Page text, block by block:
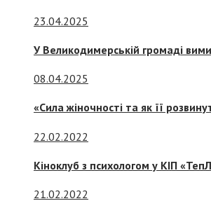
23.04.2025
У Великодимерській громаді
08.04.2025
«Сила жіночності та як її
22.02.2022
Кіноклуб з психологом у КІП
21.02.2022